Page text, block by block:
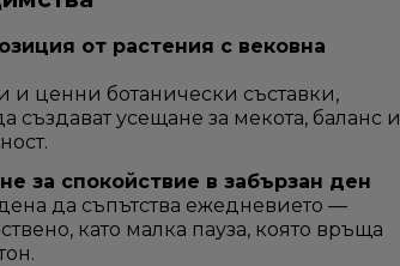
от растения с вековна
и ценни ботанически съставки,
създават усещане за мекота, баланс и
за спокойствие в забързан ден
да съпътства ежедневието —
като малка пауза, която връща